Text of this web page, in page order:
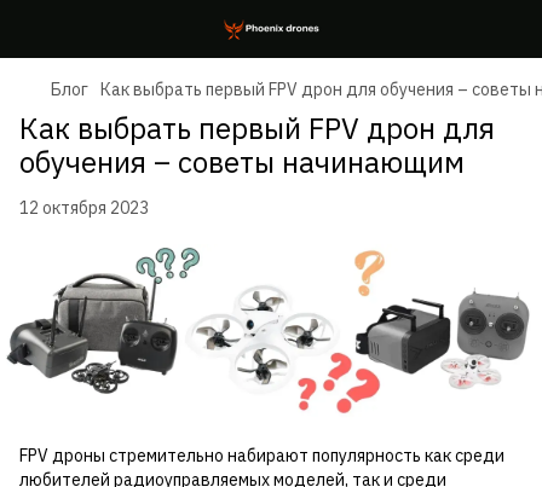
Блог Как выбрать первый FPV дрон для обучения –
Как выбрать первый FPV дрон для
обучения – советы начинающим
12 октября 2023
FPV дроны стремительно набирают популярность как среди
любителей радиоуправляемых моделей, так и среди